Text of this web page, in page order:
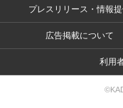
プレスリリース・情報
広告掲載について
利用